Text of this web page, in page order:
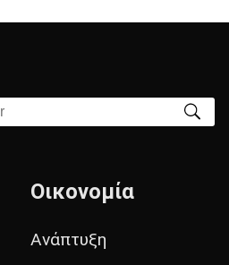
Οικονομία
Ανάπτυξη